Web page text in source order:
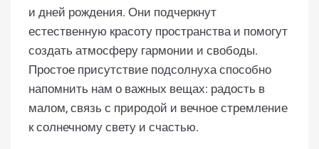
и дней рождения. Они подчеркнут
естественную красоту пространства и помогут
создать атмосферу гармонии и свободы.
Простое присутствие подсолнуха способно
напомнить нам о важных вещах: радость в
малом, связь с природой и вечное стремление
к солнечному свету и счастью.